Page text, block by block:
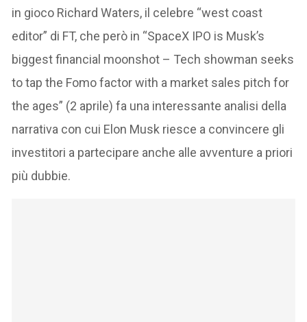
in gioco Richard Waters, il celebre “west coast
editor” di FT, che però in “SpaceX IPO is Musk’s
biggest financial moonshot – Tech showman seeks
to tap the Fomo factor with a market sales pitch for
the ages” (2 aprile) fa una interessante analisi della
narrativa con cui Elon Musk riesce a convincere gli
investitori a partecipare anche alle avventure a priori
più dubbie.